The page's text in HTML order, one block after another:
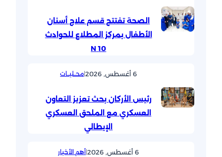
الصحة تفتتح قسم علاج أسنان
الأطفال بمركز المطلاع للحوادث
10 N
6 أغسطس, 2026 |محــليــات
رئيس الأركان بحث تعزيز التعاون
العسكري مع الملحق العسكري
الإيطالي
6 أغسطس, 2026 |أهم الأخبار